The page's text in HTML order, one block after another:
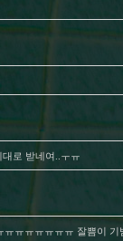
로 받네여..ㅜㅠ
ㅠㅠㅠㅠㅠㅠ 잘쁨이